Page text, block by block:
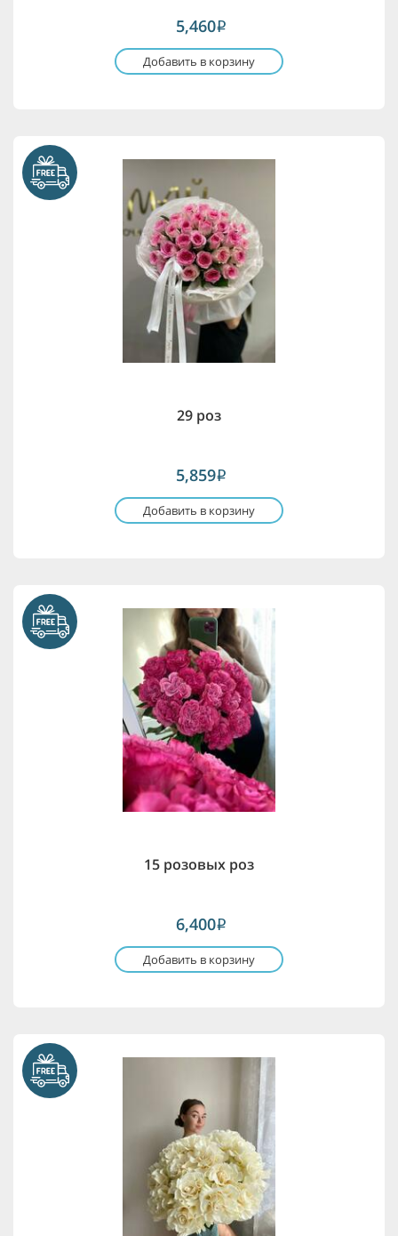
5,460i
Добавить в корзину
29 роз
5,859i
Добавить в корзину
15 розовых роз
6,400i
Добавить в корзину